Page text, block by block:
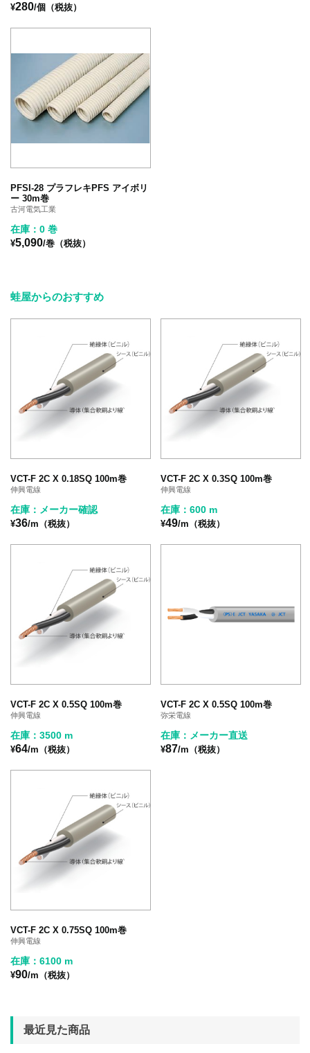
¥280/個（税抜）
PFSI-28 プラフレキPFS アイボリ
ー 30m巻
古河電気工業
在庫：0 巻
¥5,090/巻（税抜）
蛙屋からのおすすめ
VCT-F 2C X 0.18SQ 100m巻
伸興電線
在庫：メーカー確認
¥36/m（税抜）
VCT-F 2C X 0.3SQ 100m巻
伸興電線
在庫：600 m
¥49/m（税抜）
VCT-F 2C X 0.5SQ 100m巻
伸興電線
在庫：3500 m
¥64/m（税抜）
VCT-F 2C X 0.5SQ 100m巻
弥栄電線
在庫：メーカー直送
¥87/m（税抜）
VCT-F 2C X 0.75SQ 100m巻
伸興電線
在庫：6100 m
¥90/m（税抜）
最近見た商品